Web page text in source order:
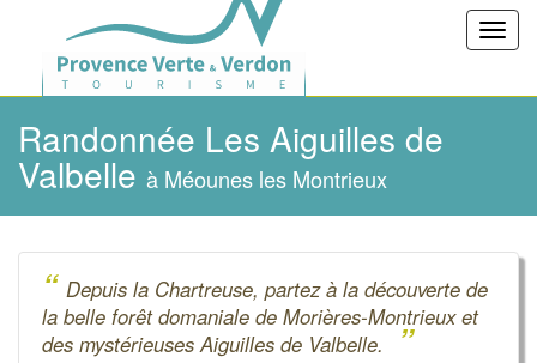
Randonnée Les Aiguilles de
Valbelle à Méounes les Montrieux
“ Depuis la Chartreuse, partez à la découverte de
la belle forêt domaniale de Morières-Montrieux et
des mystérieuses Aiguilles de Valbelle.
”